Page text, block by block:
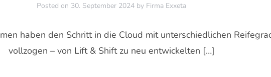
Posted on 30. September 2024 by Firma Exxeta
haben den Schritt in die Cloud mit unterschiedlichen
vollzogen – von Lift & Shift zu neu entwickelten […]